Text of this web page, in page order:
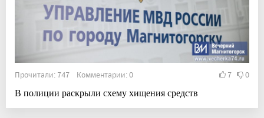
Прочитали: 747 Комментарии: 0 7 0
В полиции раскрыли схему хищения средств